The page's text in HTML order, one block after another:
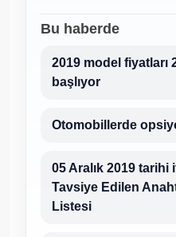
Bu haberde
2019 model fiyatları
başlıyor
Otomobillerde
05 Aralık 2019 tarihi
Tavsiye Edilen
Listesi